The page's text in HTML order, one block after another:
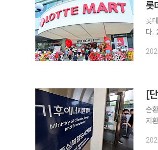
롯
다. 2일 롯데마트에 따르면 회사는 는그동안 호찌민시 등 베트남 남부를 중심으로 점포망을 구축했
심
순
지
국